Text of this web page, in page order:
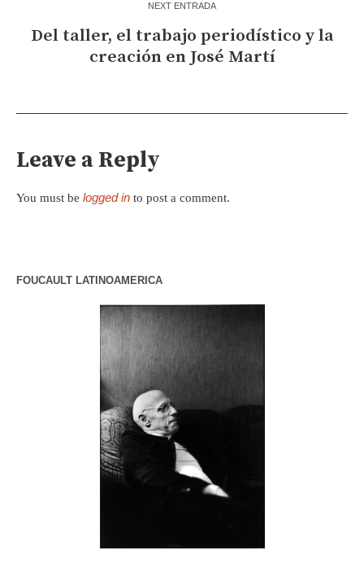
NEXT ENTRADA
Del taller, el trabajo periodístico y la
creación en José Martí
Leave a Reply
You must be logged in to post a comment.
FOUCAULT LATINOAMERICA